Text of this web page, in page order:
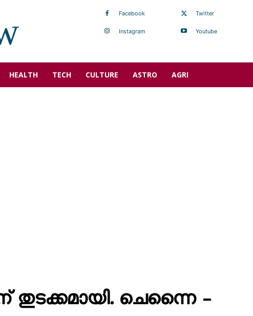
Facebook
Instagram
Twitter
Youtube
HEALTH TECH CULTURE ASTRO AGRI
തുടക്കമായി. ചെന്നൈ –